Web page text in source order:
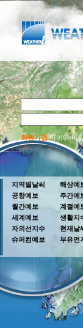
회원가입아이디/비
지역별날씨
공항예보
월간예보
세계예보
자외선지수
슈퍼컴예보
해상예
주간예
계절예
생활지
현재날
부유먼